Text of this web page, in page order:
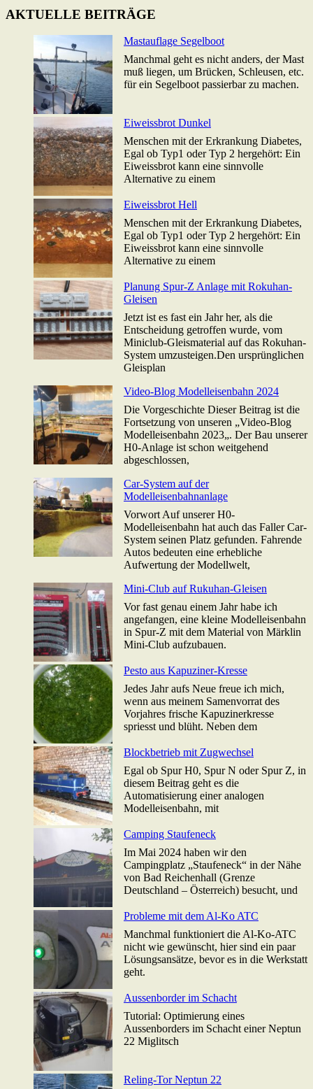
AKTUELLE BEITRÄGE
Mastauflage Segelboot
Manchmal geht es nicht anders, der Mast
muß liegen, um Brücken, Schleusen, etc.
für ein Segelboot passierbar zu machen.
Eiweissbrot Dunkel
Menschen mit der Erkrankung Diabetes,
Egal ob Typ1 oder Typ 2 hergehört: Ein
Eiweissbrot kann eine sinnvolle
Alternative zu einem
Eiweissbrot Hell
Menschen mit der Erkrankung Diabetes,
Egal ob Typ1 oder Typ 2 hergehört: Ein
Eiweissbrot kann eine sinnvolle
Alternative zu einem
Planung Spur-Z Anlage mit Rokuhan-
Gleisen
Jetzt ist es fast ein Jahr her, als die
Entscheidung getroffen wurde, vom
Miniclub-Gleismaterial auf das Rokuhan-
System umzusteigen.Den ursprünglichen
Gleisplan
Video-Blog Modelleisenbahn 2024
Die Vorgeschichte Dieser Beitrag ist die
Fortsetzung von unseren „Video-Blog
Modelleisenbahn 2023„. Der Bau unserer
H0-Anlage ist schon weitgehend
abgeschlossen,
Car-System auf der
Modelleisenbahnanlage
Vorwort Auf unserer H0-
Modelleisenbahn hat auch das Faller Car-
System seinen Platz gefunden. Fahrende
Autos bedeuten eine erhebliche
Aufwertung der Modellwelt,
Mini-Club auf Rukuhan-Gleisen
Vor fast genau einem Jahr habe ich
angefangen, eine kleine Modelleisenbahn
in Spur-Z mit dem Material von Märklin
Mini-Club aufzubauen.
Pesto aus Kapuziner-Kresse
Jedes Jahr aufs Neue freue ich mich,
wenn aus meinem Samenvorrat des
Vorjahres frische Kapuzinerkresse
spriesst und blüht. Neben dem
Blockbetrieb mit Zugwechsel
Egal ob Spur H0, Spur N oder Spur Z, in
diesem Beitrag geht es die
Automatisierung einer analogen
Modelleisenbahn, mit
Camping Staufeneck
Im Mai 2024 haben wir den
Campingplatz „Staufeneck“ in der Nähe
von Bad Reichenhall (Grenze
Deutschland – Österreich) besucht, und
Probleme mit dem Al-Ko ATC
Manchmal funktioniert die Al-Ko-ATC
nicht wie gewünscht, hier sind ein paar
Lösungsansätze, bevor es in die Werkstatt
geht.
Aussenborder im Schacht
Tutorial: Optimierung eines
Aussenborders im Schacht einer Neptun
22 Miglitsch
Reling-Tor Neptun 22